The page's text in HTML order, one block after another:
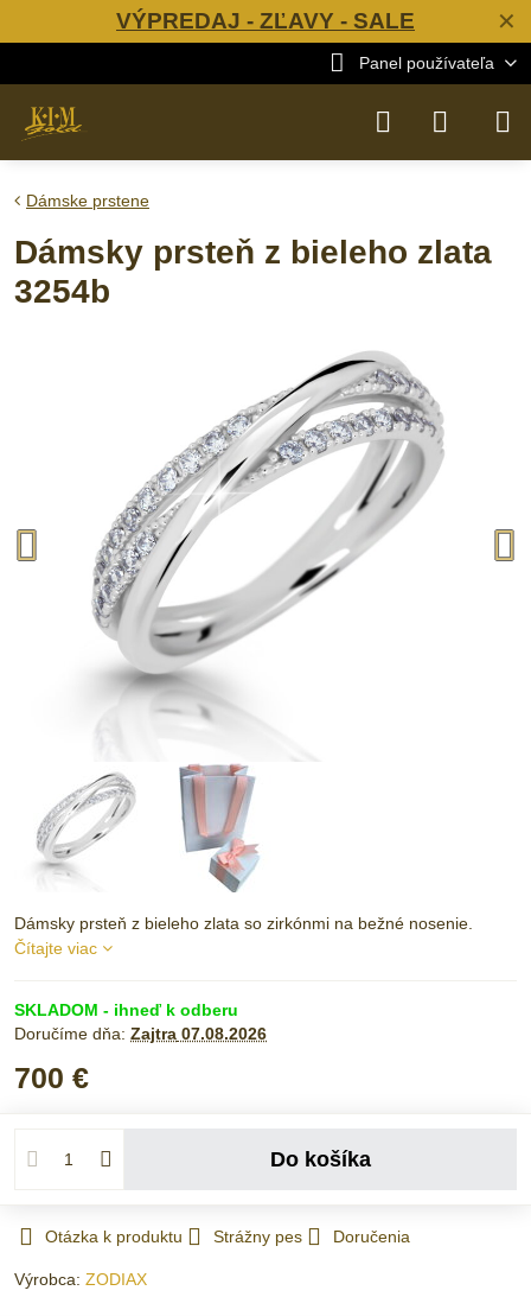
✕
VÝPREDAJ - ZĽAVY - SALE
Panel používateľa
Dámske prstene
Dámsky prsteň z bieleho zlata
3254b
Dámsky prsteň z bieleho zlata so zirkónmi na bežné nosenie.
Čítajte viac
SKLADOM - ihneď k odberu
Doručíme dňa: Zajtra 07.08.2026
700 €
Do košíka
Otázka k produktu Strážny pes Doručenia
Výrobca: ZODIAX